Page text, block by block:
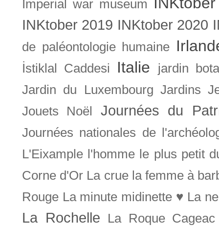
Imperial war museum
INKtober 2019 INKtober 2020
de paléontologie humaine
İstiklal Caddesi Italie
jardin
Jardin du Luxembourg Jardins
Jouets Noël
Journées du
Journées nationales de
L'Eixample l'homme le plus petit
Corne d'Or La crue la femme à
Rouge La minute midinette ♥ La
La Rochelle
La Roque Cageac